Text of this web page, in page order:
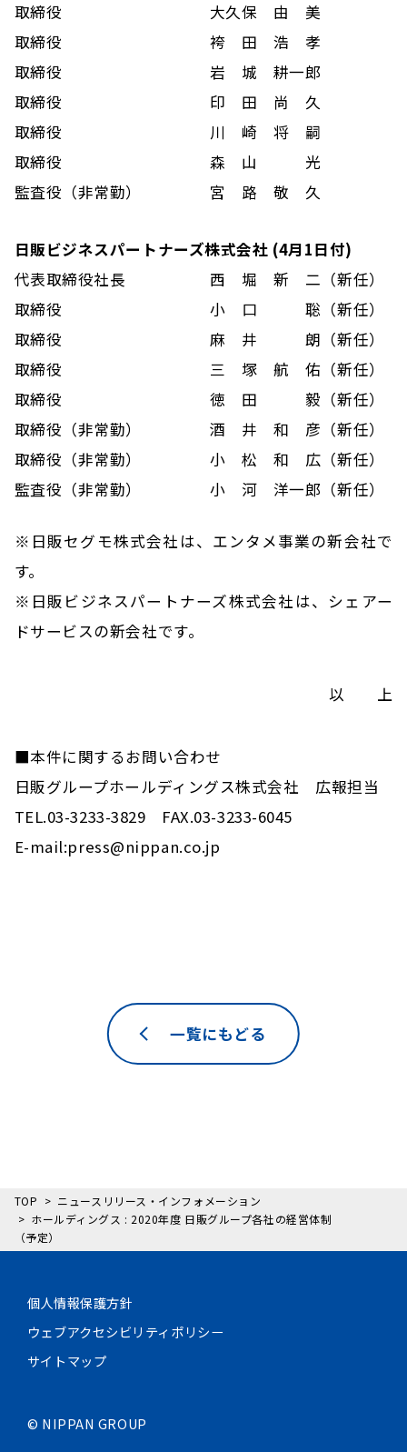
取締役
大久保 由 美
取締役
袴 田 浩 孝
取締役
岩 城 耕一郎
取締役
印 田 尚 久
取締役
川 崎 将 嗣
取締役
森 山 光
監査役（非常勤）
宮 路 敬 久
日販ビジネスパートナーズ株式会社 (4月1日付)
代表取締役社長
西 堀 新 二（新任）
取締役
小 口 聡（新任）
取締役
麻 井 朗（新任）
取締役
三 塚 航 佑（新任）
取締役
徳 田 毅（新任）
取締役（非常勤）
酒 井 和 彦（新任）
取締役（非常勤）
小 松 和 広（新任）
監査役（非常勤）
小 河 洋一郎（新任）
※日販セグモ株式会社は、エンタメ事業の新会社で
す。
※日販ビジネスパートナーズ株式会社は、シェアー
ドサービスの新会社です。
以 上
■本件に関するお問い合わせ
日販グループホールディングス株式会社 広報担当
TEL.03-3233-3829 FAX.03-3233-6045
E-mail:press@nippan.co.jp
一覧にもどる
TOP
ニュースリリース・インフォメーション
ホールディングス : 2020年度 日販グループ各社の経営体制
（予定）
個人情報保護方針
ウェブアクセシビリティポリシー
サイトマップ
© NIPPAN GROUP